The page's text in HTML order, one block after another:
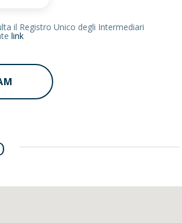
il Registro Unico degli Intermediari
link